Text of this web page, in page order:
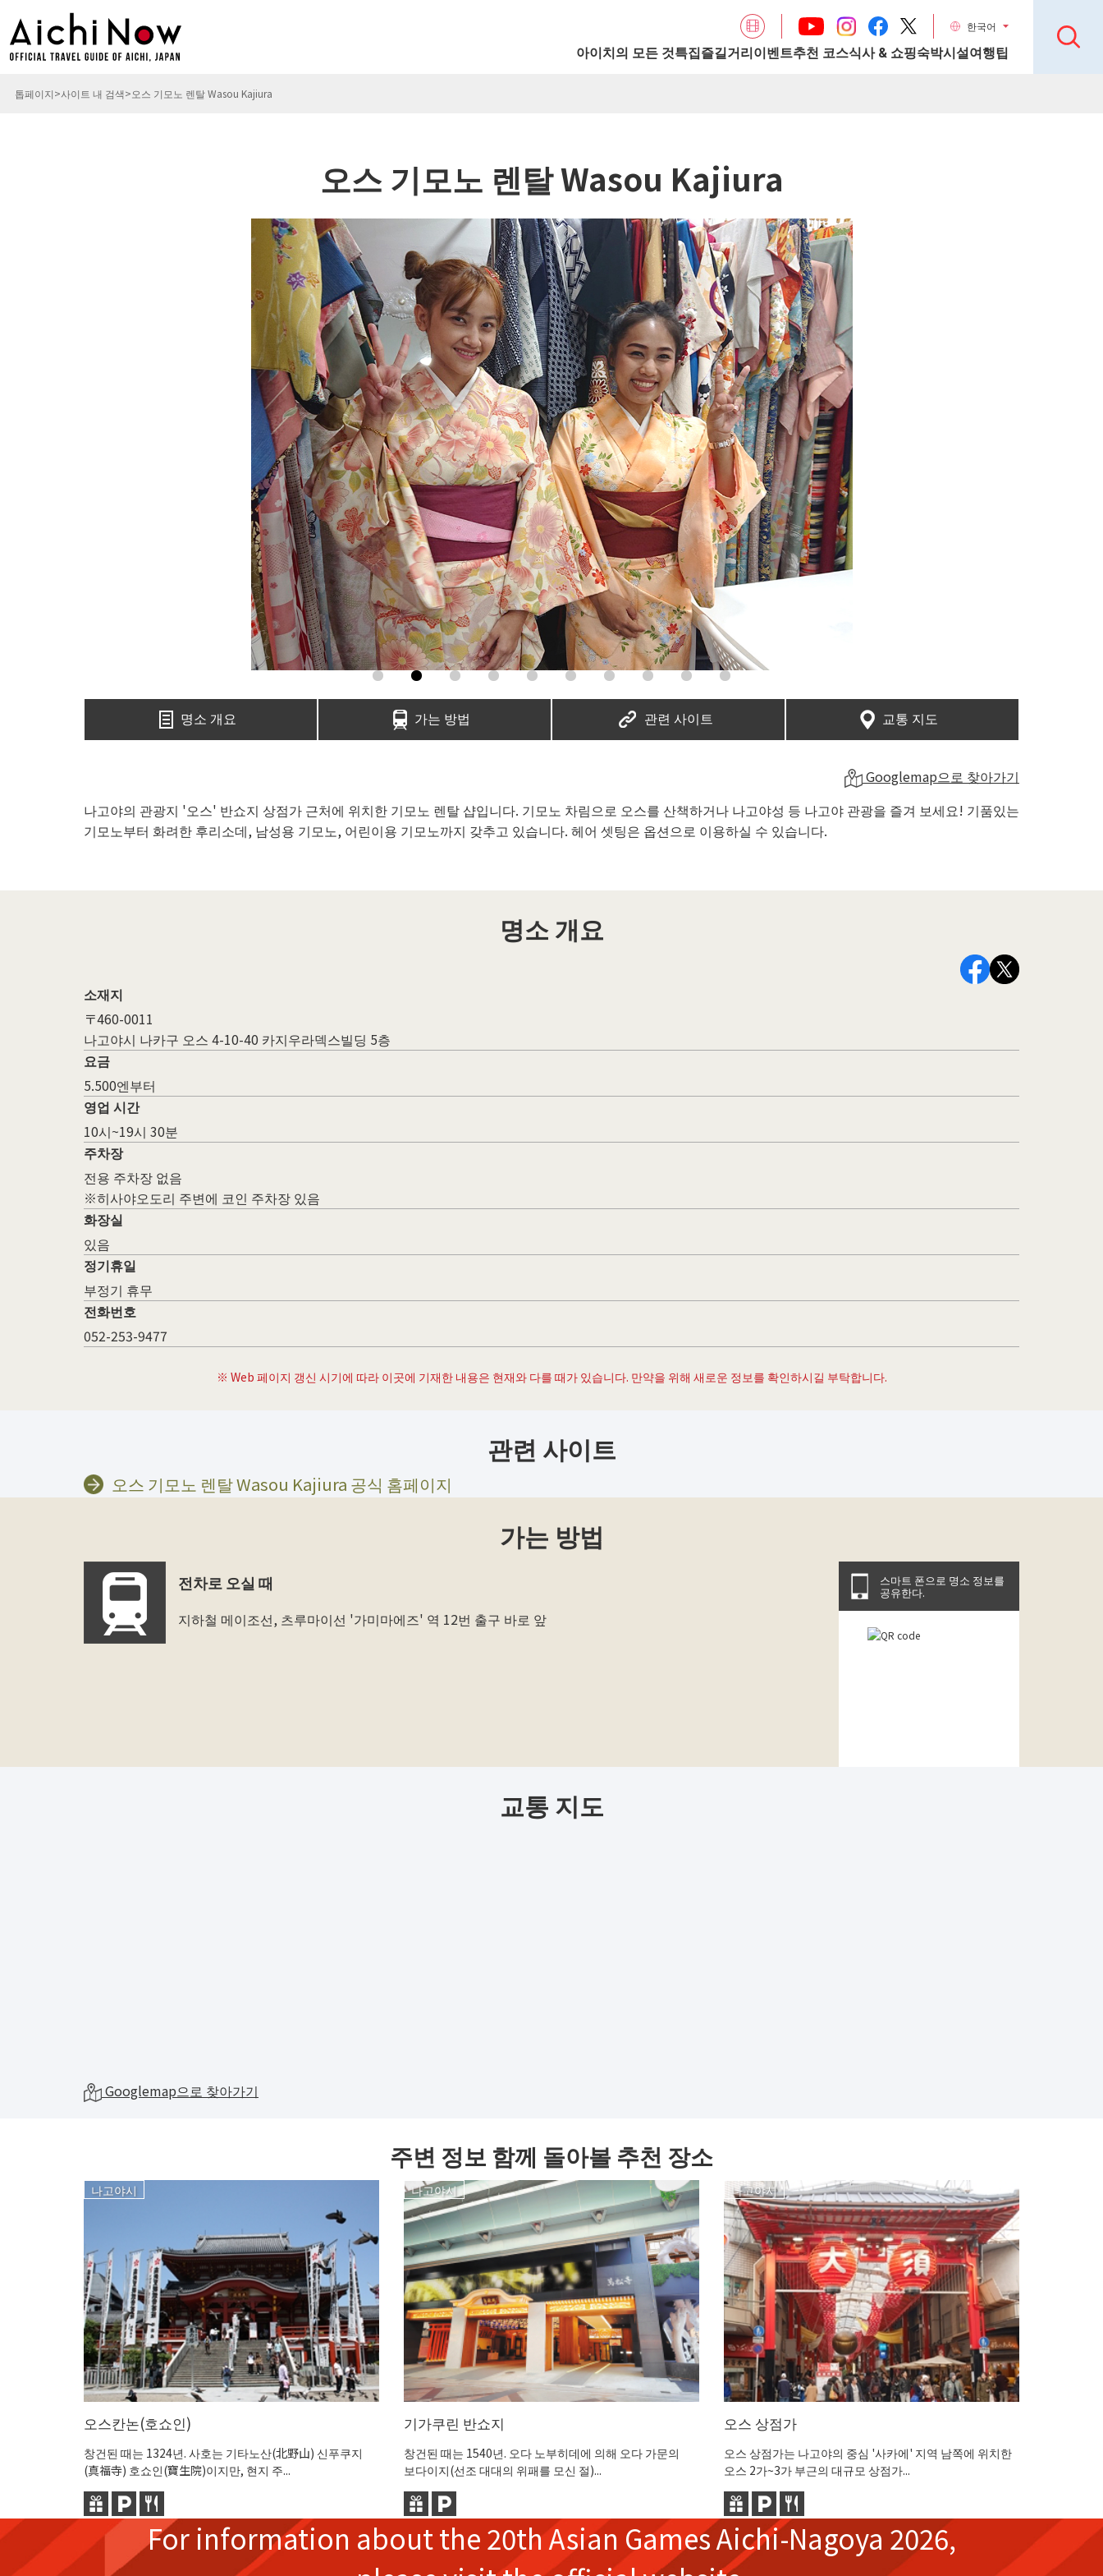
한국어
아이치의 모든 것특집즐길거리이벤트추천 코스식사 & 쇼핑숙박시설여행팁
톱페이지 사이트 내 검색 오스 기모노 렌탈 Wasou Kajiura
오스 기모노 렌탈 Wasou Kajiura
명소 개요 가는 방법 관련 사이트 교통 지도
Googlemap으로 찾아가기
나고야의 관광지 '오스' 반쇼지 상점가 근처에 위치한 기모노 렌탈 샵입니다. 기모노 차림으로 오스를 산책하거나 나고야성 등 나고야 관광을 즐겨 보세요! 기품있는
기모노부터 화려한 후리소데, 남성용 기모노, 어린이용 기모노까지 갖추고 있습니다. 헤어 셋팅은 옵션으로 이용하실 수 있습니다.
명소 개요
소재지
〒460-0011
나고야시 나카구 오스 4-10-40 카지우라덱스빌딩 5층
요금
5.500엔부터
영업 시간
10시~19시 30분
주차장
전용 주차장 없음
※히사야오도리 주변에 코인 주차장 있음
화장실
있음
정기휴일
부정기 휴무
전화번호
052-253-9477
※ Web 페이지 갱신 시기에 따라 이곳에 기재한 내용은 현재와 다를 때가 있습니다. 만약을 위해 새로운 정보를 확인하시길 부탁합니다.
관련 사이트
오스 기모노 렌탈 Wasou Kajiura 공식 홈페이지
가는 방법
전차로 오실 때
지하철 메이조선, 츠루마이선 '가미마에즈' 역 12번 출구 바로 앞
스마트 폰으로 명소 정보를
공유한다.
교통 지도
Googlemap으로 찾아가기
주변 정보 함께 돌아볼 추천 장소
나고야시
오스칸논(호쇼인)
창건된 때는 1324년. 사호는 기타노산(北野山) 신푸쿠지
(真福寺) 호쇼인(寶生院)이지만, 현지 주...
나고야시
기가쿠린 반쇼지
창건된 때는 1540년. 오다 노부히데에 의해 오다 가문의
보다이지(선조 대대의 위패를 모신 절)...
나고야시
오스 상점가
오스 상점가는 나고야의 중심 '사카에' 지역 남쪽에 위치한
오스 2가~3가 부근의 대규모 상점가...
For information about the20th Asian GamesAichi-Nagoya 2026,